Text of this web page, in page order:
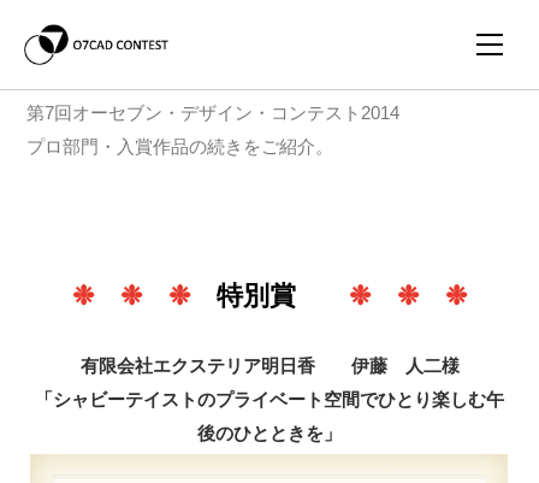
第7回オーセブン・デザイン・コンテスト2014
プロ部門・入賞作品の続きをご紹介。
❉ ❉ ❉ 特別賞 ❉ ❉ ❉
有限会社エクステリア明日香 伊藤 人二様
「シャビーテイストのプライベート空間でひとり楽しむ午
後のひとときを」